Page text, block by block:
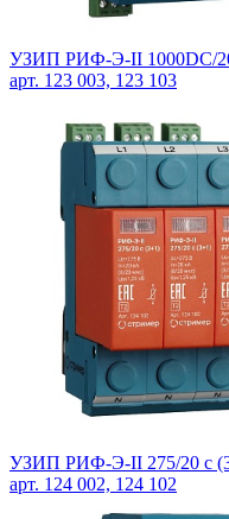
УЗИП РИФ-Э-II 1000DC/
арт. 123 003, 123 103
УЗИП РИФ-Э-II 275/20 c
арт. 124 002, 124 102